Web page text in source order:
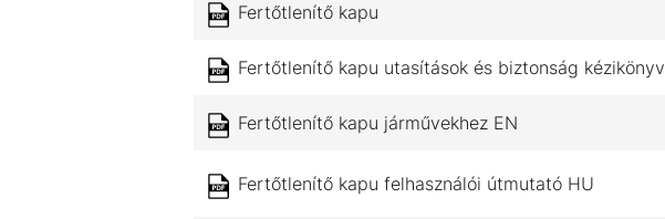
Fertőtlenítő kapu
Fertőtlenítő kapu utasítások és biztonság kézikönyv
Fertőtlenítő kapu járművekhez EN
Fertőtlenítő kapu felhasználói útmutató HU